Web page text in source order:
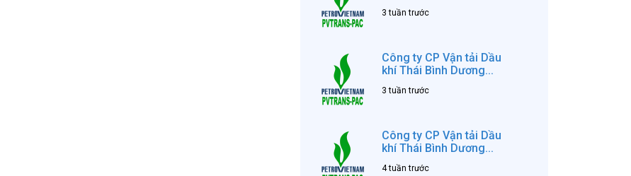
3 tuần trước
Công ty CP Vận tải Dầu
khí Thái Bình Dương...
3 tuần trước
Công ty CP Vận tải Dầu
khí Thái Bình Dương...
4 tuần trước